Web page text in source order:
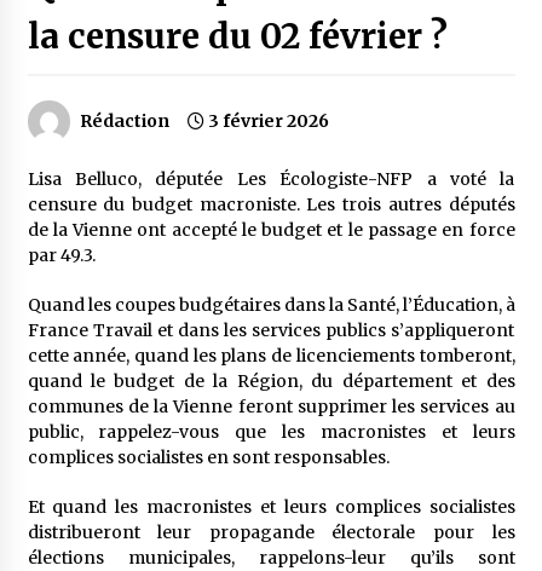
la censure du 02 février ?
Rédaction 3 février 2026
Lisa Belluco, députée Les Écologiste-NFP a voté la
censure du budget macroniste. Les trois autres députés
de la Vienne ont accepté le budget et le passage en force
par 49.3.
Quand les coupes budgétaires dans la Santé, l’Éducation, à
France Travail et dans les services publics s’appliqueront
cette année, quand les plans de licenciements tomberont,
quand le budget de la Région, du département et des
communes de la Vienne feront supprimer les services au
public, rappelez-vous que les macronistes et leurs
complices socialistes en sont responsables.
Et quand les macronistes et leurs complices socialistes
distribueront leur propagande électorale pour les
élections municipales, rappelons-leur qu’ils sont